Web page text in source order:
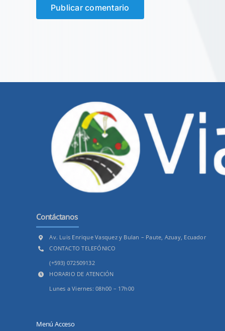
Contáctanos
Av. Luis Enrique Vasquez y Bulan – Paute, Azuay, Ecuador
CONTACTO TELEFÓNICO
(+593) 072509132
HORARIO DE ATENCIÓN
Lunes a Viernes: 08h00 – 17h00
Menú Acceso